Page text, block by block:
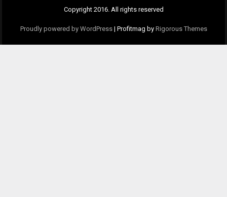
Copyright 2016. All rights reserved
Proudly powered by WordPress | Profitmag by Rigorous Themes